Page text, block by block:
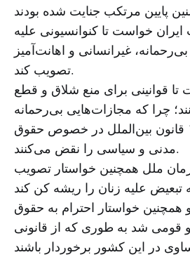
خواست تا کنوانسیونی علیه
غیرانسانی و اهانت‌آمیز
تصویب کند.
تا قوانینی برای منع شلاق و قطع
چرا که مجازات‌هایی بی‌رحمانه
بوده و دو ماده ۷ و ۱۰ قانون بین‌الملل در خصوص حقوق
مدنی و سیاسی را نقض می‌کنند.
ملل همچنین خواستار تصویب
همچنین خواستار احترام به حقوق
قومی شد به طوری که از قانونی